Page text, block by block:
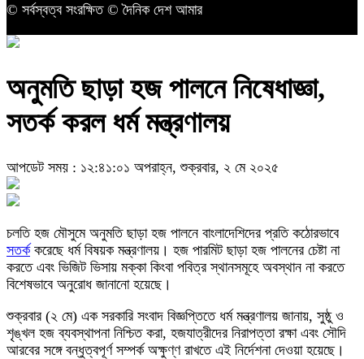
© সর্বস্বত্ব সংরক্ষিত © দৈনিক দেশ আমার
অনুমতি ছাড়া হজ পালনে নিষেধাজ্ঞা,
সতর্ক করল ধর্ম মন্ত্রণালয়
আপডেট সময় : ১২:৪১:০১ অপরাহ্ন, শুক্রবার, ২ মে ২০২৫
চলতি হজ মৌসুমে অনুমতি ছাড়া হজ পালনে বাংলাদেশিদের প্রতি কঠোরভাবে
সতর্ককরেছে ধর্ম বিষয়ক মন্ত্রণালয়। হজ পারমিট ছাড়া হজ পালনের চেষ্টা না
করতে এবং ভিজিট ভিসায় মক্কা কিংবা পবিত্র স্থানসমূহে অবস্থান না করতে
বিশেষভাবে অনুরোধ জানানো হয়েছে।
শুক্রবার (২ মে) এক সরকারি সংবাদ বিজ্ঞপ্তিতে ধর্ম মন্ত্রণালয় জানায়, সুষ্ঠু ও
শৃঙ্খল হজ ব্যবস্থাপনা নিশ্চিত করা, হজযাত্রীদের নিরাপত্তা রক্ষা এবং সৌদি
আরবের সঙ্গে বন্ধুত্বপূর্ণ সম্পর্ক অক্ষুণ্ণ রাখতে এই নির্দেশনা দেওয়া হয়েছে।